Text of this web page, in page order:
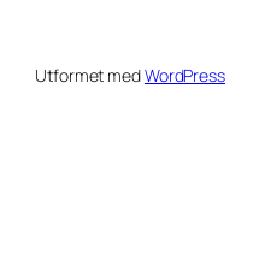
Utformet medWordPress